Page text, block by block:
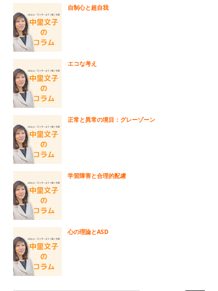
自制心と超自我
エコな考え
正常と異常の境目：グレーゾーン
学習障害と合理的配慮
心の理論とASD